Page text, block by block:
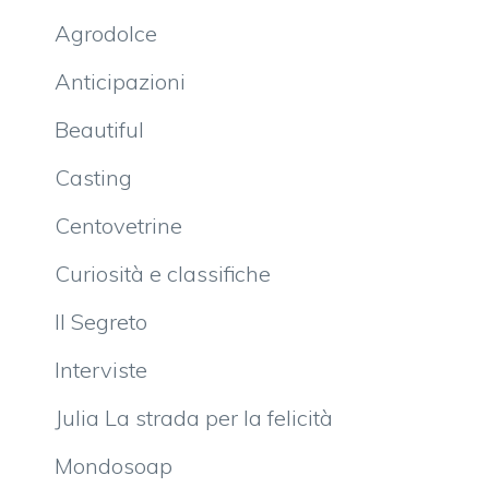
Agrodolce
Anticipazioni
Beautiful
Casting
Centovetrine
Curiosità e classifiche
Il Segreto
Interviste
Julia La strada per la felicità
Mondosoap